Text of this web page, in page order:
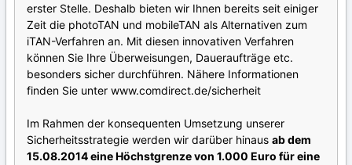
erster Stelle. Deshalb bieten wir Ihnen bereits seit einiger
Zeit die photoTAN und mobileTAN als Alternativen zum
iTAN-Verfahren an. Mit diesen innovativen Verfahren
können Sie Ihre Überweisungen, Daueraufträge etc.
besonders sicher durchführen. Nähere Informationen
finden Sie unter www.comdirect.de/sicherheit
Im Rahmen der konsequenten Umsetzung unserer
Sicherheitsstrategie werden wir darüber hinaus ab dem
15.08.2014 eine Höchstgrenze von 1.000 Euro für eine